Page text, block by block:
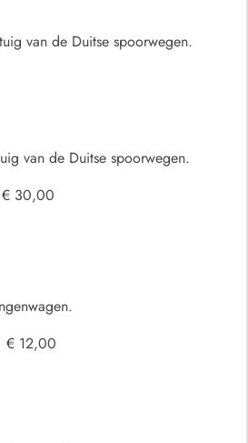
van de Duitse spoorwegen.
van de Duitse spoorwegen.
€ 30,00
€ 12,00